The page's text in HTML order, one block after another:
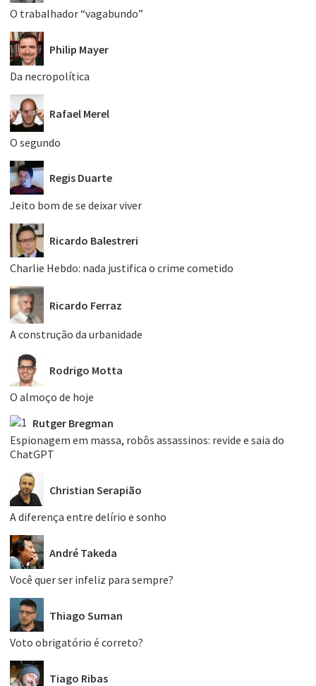
O trabalhador “vagabundo”
Philip Mayer
Da necropolítica
Rafael Merel
O segundo
Regis Duarte
Jeito bom de se deixar viver
Ricardo Balestreri
Charlie Hebdo: nada justifica o crime cometido
Ricardo Ferraz
A construção da urbanidade
Rodrigo Motta
O almoço de hoje
Rutger Bregman
Espionagem em massa, robôs assassinos: revide e saia do
ChatGPT
Christian Serapião
A diferença entre delírio e sonho
André Takeda
Você quer ser infeliz para sempre?
Thiago Suman
Voto obrigatório é correto?
Tiago Ribas